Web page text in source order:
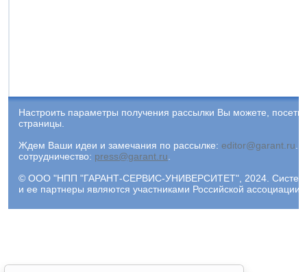
Настроить параметры получения рассылки Вы можете,
страницы.
Ждем Ваши идеи и замечания по рассылке: editor@garant.ru
сотрудничество: press@garant.ru
© ООО "НПП "ГАРАНТ-СЕРВИС-УНИВЕРСИТЕТ", 2024. Система
и ее партнеры являются участниками Российской